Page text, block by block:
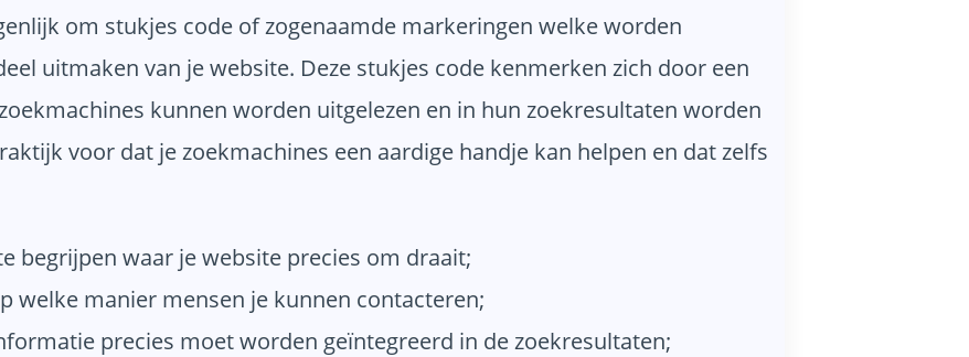
om stukjes code of zogenaamde markeringen welke worden
uitmaken van je website. Deze stukjes code kenmerken zich door een
kunnen worden uitgelezen en in hun zoekresultaten worden
voor dat je zoekmachines een aardige handje kan helpen en dat zelfs
begrijpen waar je website precies om draait;
welke manier mensen je kunnen contacteren;
precies moet worden geïntegreerd in de zoekresultaten;